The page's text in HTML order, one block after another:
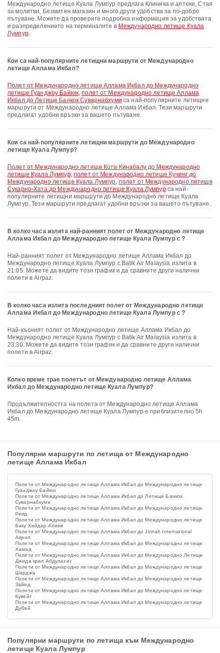
Международно летище Куала Лумпур предлага Клиника и аптеки, Стая
за молитви, Безмитен магазин и много други удобства за по-добро
пътуване. Можете да проверите подробна информация за удобствата
и разпределението на терминалите в Международно летище Куала
Лумпур.
Кои са най-популярните летищни маршрути от Международно
летище Аллама Икбал?
полет от Международно летище Аллама Икбал до Международно
летище Гуанджоу Байюн,полет от Международно летище Аллама
Икбал до Летище Банкок Суварнабхуми са най-популярните летищни
маршрути от Международно летище Аллама Икбал. Тези маршрути
предлагат удобни връзки за вашето пътуване.
Кои са най-популярните летищни маршрути до Международно
летище Куала Лумпур?
полет от Международно летище Кота Кинабалу до Международно
летище Куала Лумпур, полет от Международно летище Кучинг до
Международно летище Куала Лумпур, полет от Международно летище
Сукарно-Хата до Международно летище Куала Лумпурса най-
популярните летищни маршрути до Международно летище Куала
Лумпур. Тези маршрути предлагат удобни връзки за вашето пътуване.
В колко часа излита най-ранният полет от Международно летище
Аллама Икбал до Международно летище Куала Лумпур с ?
Най-ранният полет от Международно летище Аллама Икбал до
Международно летище Куала Лумпур с Batik Air Malaysia излита в
21:05. Можете да видите този график и да сравните други налични
полети в Airpaz.
В колко часа излита последният полет от Международно летище
Аллама Икбал до Международно летище Куала Лумпур с ?
Най-късният полет от Международно летище Аллама Икбал до
Международно летище Куала Лумпур с Batik Air Malaysia излита в
23:30. Можете да видите този график и да сравните други налични
полети в Airpaz.
Колко време трае полетът от Международно летище Аллама
Икбал до Международно летище Куала Лумпур?
Продължителността на полета от Международно летище Аллама
Икбал до Международно летище Куала Лумпур е приблизително 5h
45m.
Популярни маршрути по летища от Международно
летище Аллама Икбал
Полети от Международно летище Аллама Икбал до Международно летище
Гуанджоу Байюн
Полети от Международно летище Аллама Икбал до Летище Банкок
Суварнабхуми
Полети от Международно летище Аллама Икбал до Международно летище
Рияд
Полети от Международно летище Аллама Икбал до Международно летище
Баку Хейдар Алиев
Полети от Международно летище Аллама Икбал до Jinnah International
Airport
Полети от Международно летище Аллама Икбал до Международно летище
Хамад
Полети от Международно летище Аллама Икбал до Международно Летище
Джида крал Абдулазиз
Полети от Международно летище Аллама Икбал до Международно летище
Шарджа
Полети от Международно летище Аллама Икбал до Международно летище
Зайед
Полети от Международно летище Аллама Икбал до Международно летище
Кувейт
Полети от Международно летище Аллама Икбал до Международно летище
Дубай
Популярни маршрути по летища към Международно
летище Куала Лумпур